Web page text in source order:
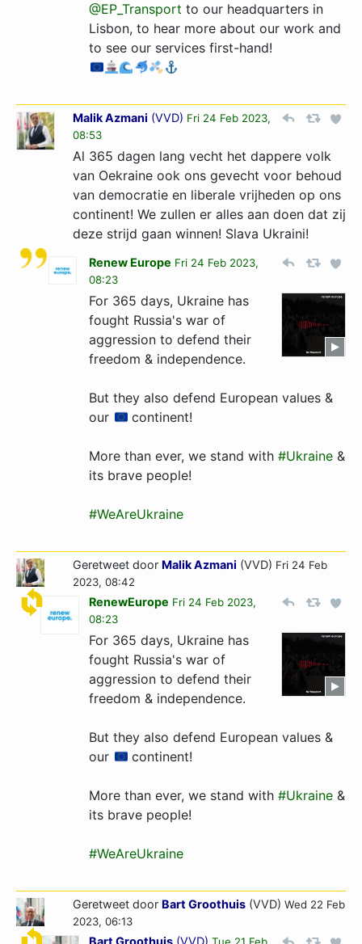
@EP_Transport to our headquarters in
Lisbon, to hear more about our work and
to see our services first-hand!
Malik Azmani (VVD) Fri 24 Feb 2023,
08:53
Al 365 dagen lang vecht het dappere volk
van Oekraine ook ons gevecht voor behoud
van democratie en liberale vrijheden op ons
continent! We zullen er alles aan doen dat zij
deze strijd gaan winnen! Slava Ukraini!
Renew Europe Fri 24 Feb 2023,
08:23
For 365 days, Ukraine has
fought Russia's war of
aggression to defend their
freedom & independence.
But they also defend European values &
our
continent!
More than ever, we stand with #Ukraine &
its brave people!
#WeAreUkraine
Geretweet door Malik Azmani (VVD) Fri 24 Feb
2023, 08:42
RenewEurope Fri 24 Feb 2023,
08:23
For 365 days, Ukraine has
fought Russia's war of
aggression to defend their
freedom & independence.
But they also defend European values &
our
continent!
More than ever, we stand with #Ukraine &
its brave people!
#WeAreUkraine
Geretweet door Bart Groothuis (VVD) Wed 22 Feb
2023, 06:13
Bart Groothuis (VVD)